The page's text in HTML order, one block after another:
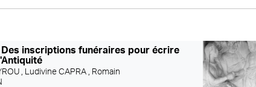
Des inscriptions funéraires pour écrire
, Ludivine CAPRA ,
Romain